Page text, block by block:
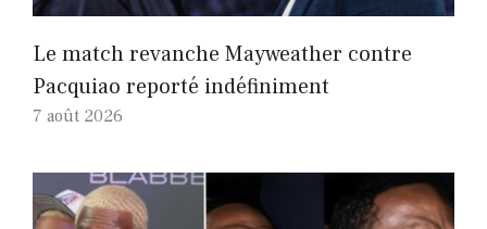
Le match revanche Mayweather contre
Pacquiao reporté indéfiniment
7 août 2026